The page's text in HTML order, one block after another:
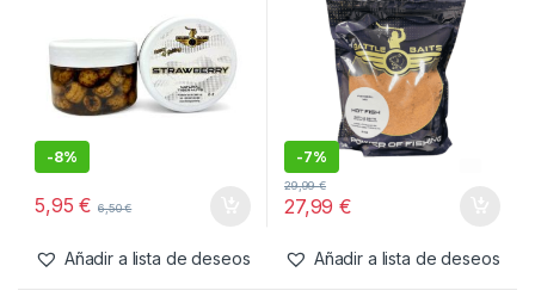
-8%
5,95€ 6,50€
Añadir a lista de deseos
-7%
27,99€
29,99€
Añadir a lista de deseos